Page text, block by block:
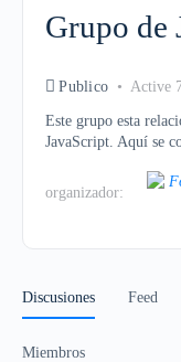
Grupo de
Publico Active
Este grupo esta
JavaScript. Aquí se
organizador:
Discusiones Feed
Miembros